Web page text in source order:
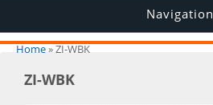
Navigation
You are here
Home» ZI-WBK
ZI-WBK